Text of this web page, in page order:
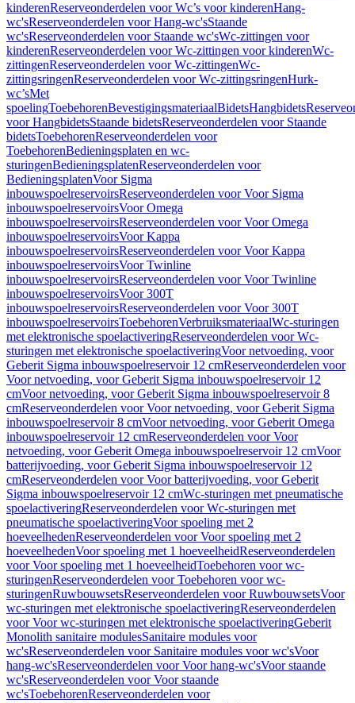
kinderenReserveonderdelen voor Wc’s voor kinderenHang-
wc'sReserveonderdelen voor Hang-wc'sStaande
wc'sReserveonderdelen voor Staande wc'sWc-zittingen voor
kinderenReserveonderdelen voor Wc-zittingen voor kinderenWc-
zittingenReserveonderdelen voor Wc-zittingenWc-
zittingsringenReserveonderdelen voor Wc-zittingsringenHurk-
wc’sMet
spoelingToebehorenBevestigingsmateriaalBidetsHangbidets
voor HangbidetsStaande bidetsReserveonderdelen voor Staande
bidetsToebehorenReserveonderdelen voor
ToebehorenBedieningsplaten en wc-
sturingenBedieningsplatenReserveonderdelen voor
BedieningsplatenVoor Sigma
inbouwspoelreservoirsReserveonderdelen voor Voor Sigma
inbouwspoelreservoirsVoor Omega
inbouwspoelreservoirsReserveonderdelen voor Voor Omega
inbouwspoelreservoirsVoor Kappa
inbouwspoelreservoirsReserveonderdelen voor Voor Kappa
inbouwspoelreservoirsVoor Twinline
inbouwspoelreservoirsReserveonderdelen voor Voor Twinline
inbouwspoelreservoirsVoor 300T
inbouwspoelreservoirsReserveonderdelen voor Voor 300T
inbouwspoelreservoirsToebehorenVerbruiksmateriaalWc-sturingen
met elektronische spoelactiveringReserveonderdelen voor Wc-
sturingen met elektronische spoelactiveringVoor netvoeding, voor
Geberit Sigma inbouwspoelreservoir 12 cmReserveonderdelen voor
Voor netvoeding, voor Geberit Sigma inbouwspoelreservoir 12
cmVoor netvoeding, voor Geberit Sigma inbouwspoelreservoir 8
cmReserveonderdelen voor Voor netvoeding, voor Geberit Sigma
inbouwspoelreservoir 8 cmVoor netvoeding, voor Geberit Omega
inbouwspoelreservoir 12 cmReserveonderdelen voor Voor
netvoeding, voor Geberit Omega inbouwspoelreservoir 12 cmVoor
batterijvoeding, voor Geberit Sigma inbouwspoelreservoir 12
cmReserveonderdelen voor Voor batterijvoeding, voor Geberit
Sigma inbouwspoelreservoir 12 cmWc-sturingen met pneumatische
spoelactiveringReserveonderdelen voor Wc-sturingen met
pneumatische spoelactiveringVoor spoeling met 2
hoeveelhedenReserveonderdelen voor Voor spoeling met 2
hoeveelhedenVoor spoeling met 1 hoeveelheidReserveonderdelen
voor Voor spoeling met 1 hoeveelheidToebehoren voor wc-
sturingenReserveonderdelen voor Toebehoren voor wc-
sturingenRuwbouwsetsReserveonderdelen voor RuwbouwsetsVoor
wc-sturingen met elektronische spoelactiveringReserveonderdelen
voor Voor wc-sturingen met elektronische spoelactiveringGeberit
Monolith sanitaire modulesSanitaire modules voor
wc'sReserveonderdelen voor Sanitaire modules voor wc'sVoor
hang-wc'sReserveonderdelen voor Voor hang-wc'sVoor staande
wc'sReserveonderdelen voor Voor staande
wc'sToebehorenReserveonderdelen voor